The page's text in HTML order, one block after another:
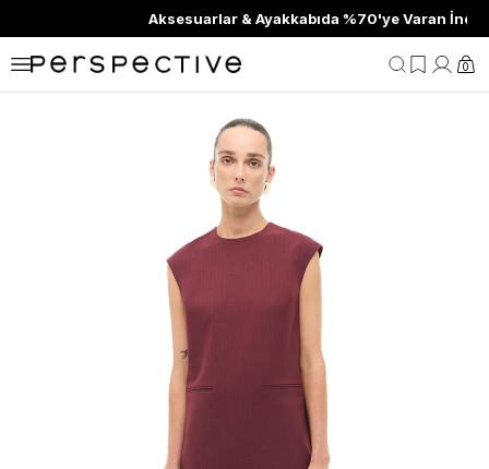
Aksesuarlar & Ayakkabıda %70'ye Varan İndirim
0